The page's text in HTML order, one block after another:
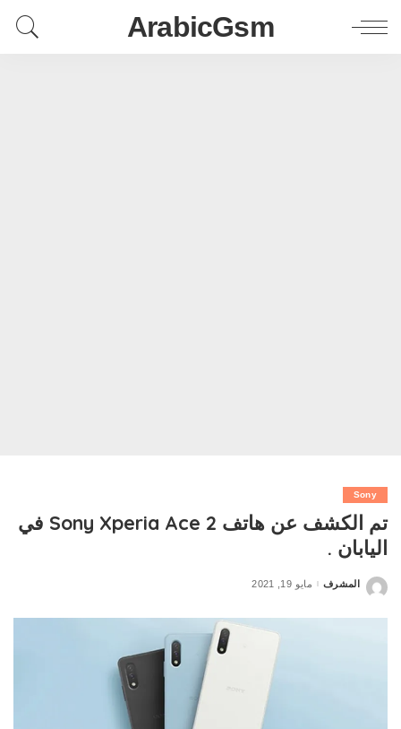
ArabicGsm
Sony
تم الكشف عن هاتف Sony Xperia Ace 2 في
اليابان .
Posted
المشرف مايو 19, 2021